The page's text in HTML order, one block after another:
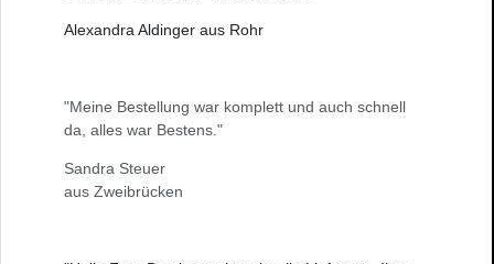
Alexandra Aldinger aus Rohr
"Meine Bestellung war komplett und auch schnell
da, alles war Bestens."
Sandra Steuer
aus Zweibrücken